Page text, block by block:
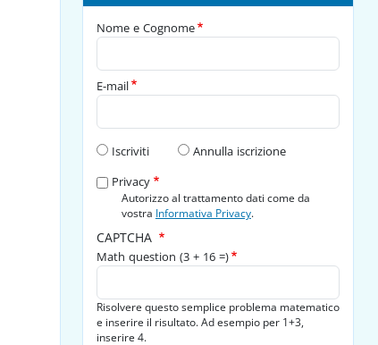
Nome e Cognome
E-mail
Tipo di richiesta
Iscriviti
Annulla iscrizione
Privacy
Autorizzo al trattamento dati come da
vostra Informativa Privacy.
CAPTCHA
Math question (3 + 16 =)
Risolvere questo semplice problema matematico
e inserire il risultato. Ad esempio per 1+3,
inserire 4.